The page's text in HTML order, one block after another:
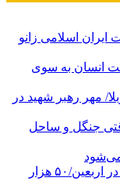
ایران اسلامی زانو
انسان به سوی
مهر رهبر شهید در
جنگل و ساحل
کارنامه موکب مسجد مقدس جمکران در اربعین/۵۰ هزار